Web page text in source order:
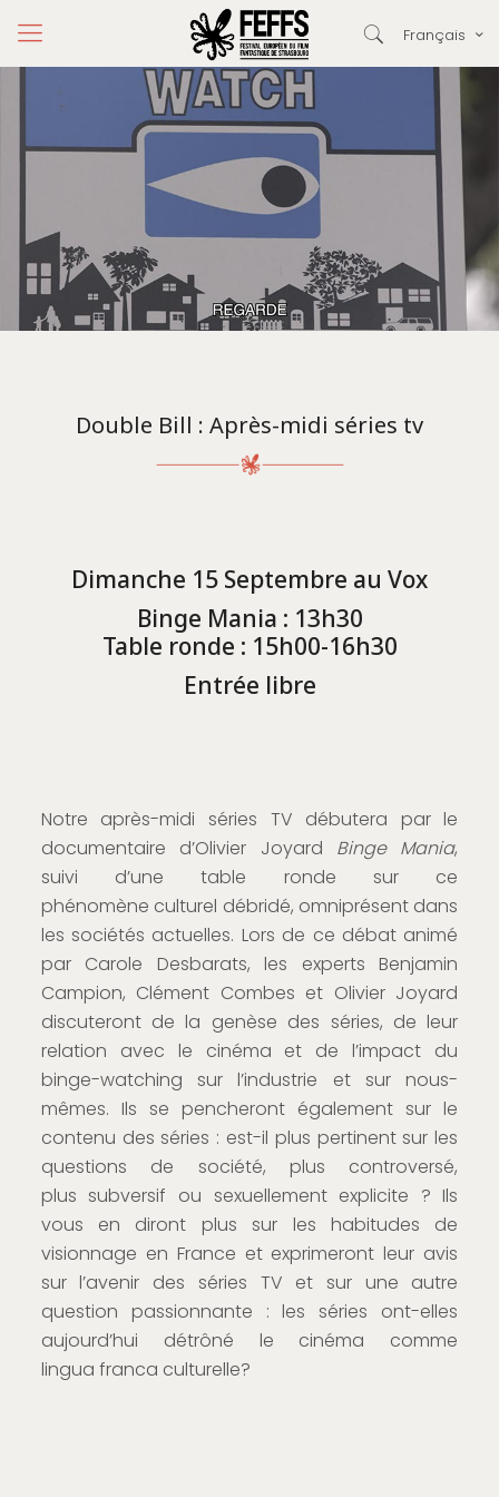
Français
Double Bill : Après-midi séries tv
Dimanche 15 Septembre au Vox
Binge Mania : 13h30
Table ronde : 15h00-16h30
Entrée libre
Notre après-midi séries TV débutera par le
documentaire d’Olivier Joyard Binge Mania,
suivi d’une table ronde sur ce
phénomène culturel débridé, omniprésent dans
les sociétés actuelles. Lors de ce débat animé
par Carole Desbarats, les experts Benjamin
Campion, Clément Combes et Olivier Joyard
discuteront de la genèse des séries, de leur
relation avec le cinéma et de l’impact du
binge-watching sur l’industrie et sur nous-
mêmes. Ils se pencheront également sur le
contenu des séries : est-il plus pertinent sur les
questions de société, plus controversé,
plus subversif ou sexuellement explicite ? Ils
vous en diront plus sur les habitudes de
visionnage en France et exprimeront leur avis
sur l’avenir des séries TV et sur une autre
question passionnante : les séries ont-elles
aujourd’hui détrôné le cinéma comme
lingua franca culturelle?